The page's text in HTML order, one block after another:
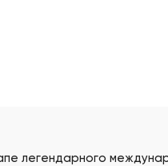
легендарного